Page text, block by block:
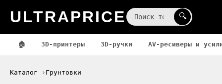
ULTRAPRICE 🔍
🏠 3D-принтеры 3D-ручки AV-ресиверы и
Каталог Грунтовки